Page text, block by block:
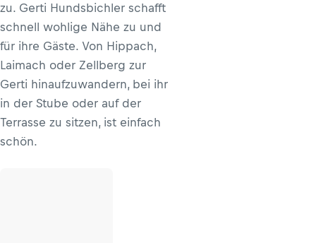
zu. Gerti Hundsbichler schafft
schnell wohlige Nähe zu und
für ihre Gäste. Von Hippach,
Laimach oder Zellberg zur
Gerti hinaufzuwandern, bei ihr
in der Stube oder auf der
Terrasse zu sitzen, ist einfach
schön.